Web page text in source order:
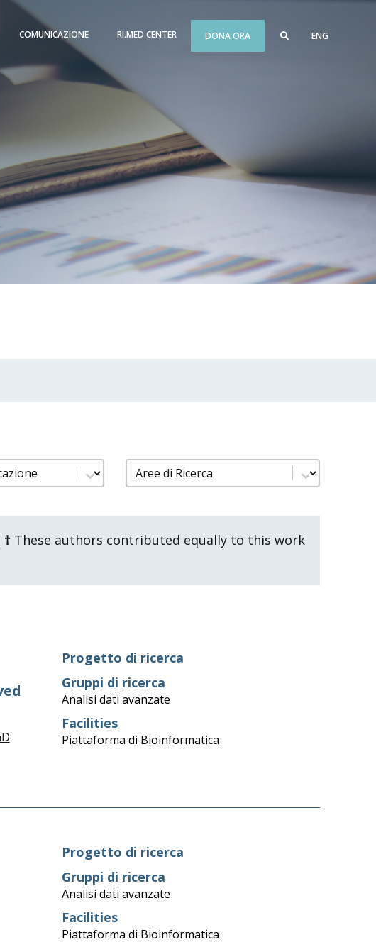
COMUNICAZIONE RI.MED CENTER DONA ORA ENG
anno filtro pubblicazioni aree di ricerca
Select content
†These authors contributed equally to this work
Progetto di ricerca
Gruppi di ricerca
Analisi dati avanzate
Facilities
Piattaforma di Bioinformatica
Progetto di ricerca
Gruppi di ricerca
Analisi dati avanzate
Facilities
Piattaforma di Bioinformatica